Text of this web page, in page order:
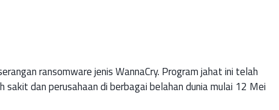
ransomware jenis WannaCry. Program jahat ini telah
sakit dan perusahaan di berbagai belahan dunia mulai 12 Mei